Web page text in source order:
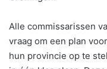
Alle commissarissen
vraag om een plan
hun provincie op te